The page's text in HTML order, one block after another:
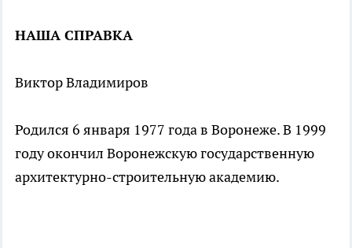
НАША СПРАВКА
Виктор Владимиров
Родился 6 января 1977 года в Воронеже. В 1999
году окончил Воронежскую государственную
архитектурно-строительную академию.